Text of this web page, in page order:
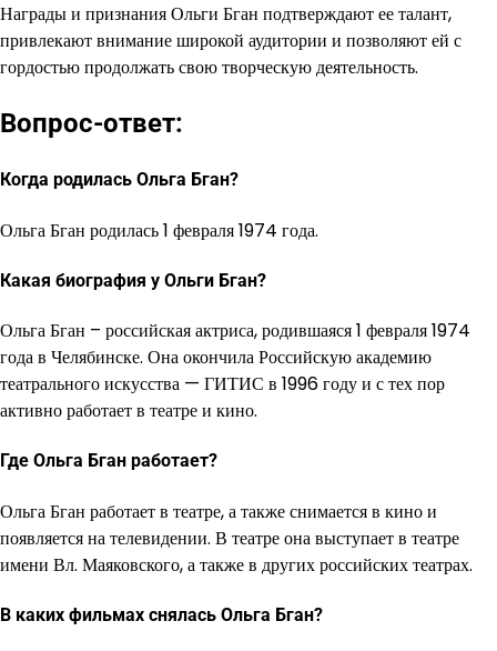
Награды и признания Ольги Бган подтверждают ее талант,
привлекают внимание широкой аудитории и позволяют ей с
гордостью продолжать свою творческую деятельность.
Вопрос-ответ:
Когда родилась Ольга Бган?
Ольга Бган родилась 1 февраля 1974 года.
Какая биография у Ольги Бган?
Ольга Бган – российская актриса, родившаяся 1 февраля 1974
года в Челябинске. Она окончила Российскую академию
театрального искусства — ГИТИС в 1996 году и с тех пор
активно работает в театре и кино.
Где Ольга Бган работает?
Ольга Бган работает в театре, а также снимается в кино и
появляется на телевидении. В театре она выступает в театре
имени Вл. Маяковского, а также в других российских театрах.
В каких фильмах снялась Ольга Бган?